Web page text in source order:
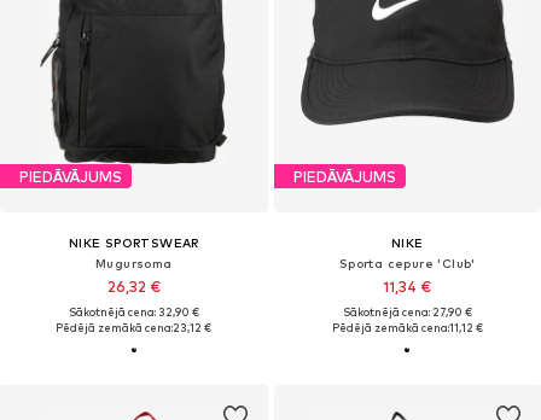
PIEDĀVĀJUMS
NIKE SPORTSWEAR
Mugursoma
26,32 €
Sākotnējā cena: 32,90 €
Pēdējā zemākā cena:23,12 €
PIEDĀVĀJUMS
NIKE
Sporta cepure 'Club'
11,34 €
Sākotnējā cena: 27,90 €
Pēdējā zemākā cena:11,12 €